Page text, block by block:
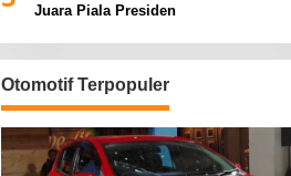
Juara Piala Presiden
Otomotif Terpopuler